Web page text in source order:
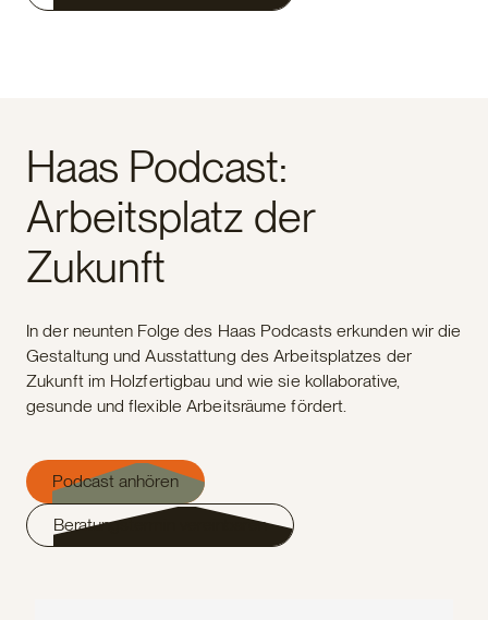
Haas Podcast:
Arbeitsplatz der
Zukunft
In der neunten Folge des Haas Podcasts erkunden wir die
Gestaltung und Ausstattung des Arbeitsplatzes der
Zukunft im Holzfertigbau und wie sie kollaborative,
gesunde und flexible Arbeitsräume fördert.
Podcast anhören
Beratungstermin vereinbaren